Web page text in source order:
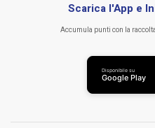
Scarica l'App e
Accumula punti con la raccolta
Disponibile su
Google Play